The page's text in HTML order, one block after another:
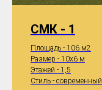
СМК - 1
Площадь - 106 м2
Размер - 10x6 м
Этажей - 1,5
Стиль - современный